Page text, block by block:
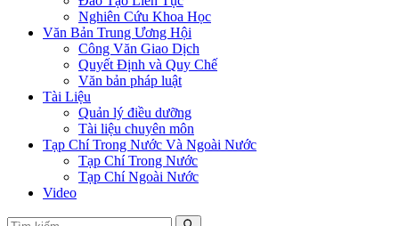
Nghiên Cứu Khoa Học
Văn Bản Trung Ương Hội
Công Văn Giao Dịch
Quyết Định và Quy Chế
Văn bản pháp luật
Tài Liệu
Quản lý điều dưỡng
Tài liệu chuyên môn
Tạp Chí Trong Nước Và Ngoài Nước
Tạp Chí Trong Nước
Tạp Chí Ngoài Nước
Video